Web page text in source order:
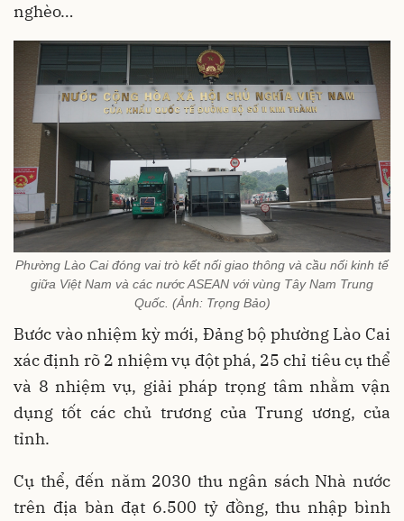
nghèo…
Phường Lào Cai đóng vai trò kết nối giao thông và cầu nối kinh tế
giữa Việt Nam và các nước ASEAN với vùng Tây Nam Trung
Quốc. (Ảnh: Trọng Bảo)
Bước vào nhiệm kỳ mới, Đảng bộ phường Lào Cai
xác định rõ 2 nhiệm vụ đột phá, 25 chỉ tiêu cụ thể
và 8 nhiệm vụ, giải pháp trọng tâm nhằm vận
dụng tốt các chủ trương của Trung ương, của
tỉnh.
Cụ thể, đến năm 2030 thu ngân sách Nhà nước
trên địa bàn đạt 6.500 tỷ đồng, thu nhập bình